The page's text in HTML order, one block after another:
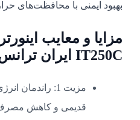
بهبود ایمنی با محافظت‌های
مزایا و معایب
IT250C ایران ترانس
مزیت 1: راندمان
قدیمی و کاهش